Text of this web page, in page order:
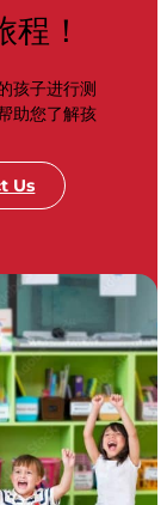
！
孩子进行测
助您了解孩
Us